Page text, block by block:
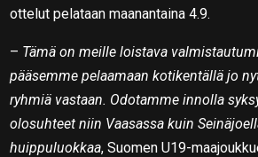
ottelut pelataan maanantaina 4.9.
– Tämä on meille loistava
pääsemme pelaamaan kotikentällä jo
ryhmiä vastaan. Odotamme innolla
olosuhteet niin Vaasassa kuin
huippuluokkaa, Suomen U19-